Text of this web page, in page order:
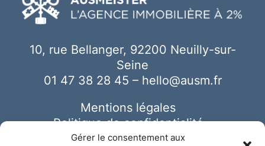
Gérer le consentement aux
10, rue Bellanger, 92200 Neuilly-sur-
Seine
01 47 38 28 45 – hello@ausm.fr
Mentions légales
Politique de confidentialité
Cookies